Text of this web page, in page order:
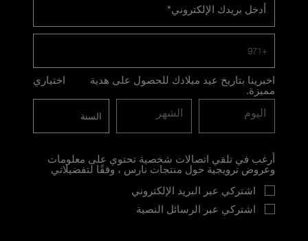
أدخل بريدك الإلكتروني*
+971
اخبرينا بتاريخ عيد ميلادك للحصول على هدية
مميزة.
اختياري
اليوم الشهر
أرغب في تلقي اتصالات شخصية تحتوي على معلومات
وعروض ترويجية حول منتجات نارس ، وفقًا لتفضيلاتي
اشتركي عبر البريد الإلكتروني
اشتركي عبر الرسائل النصية